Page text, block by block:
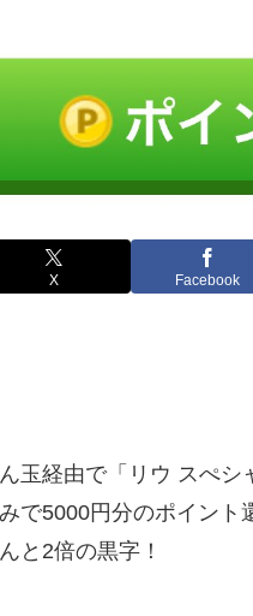
X Facebook
玉経由で「 リウ スぺ
で5000円分のポイント
と2倍の黒字！